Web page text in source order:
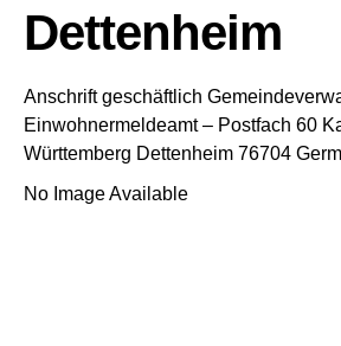
Dettenheim
Anschrift geschäftlich
Einwohnermeldeamt – Postfach 60
Württemberg Dettenheim 76704
No Image Available